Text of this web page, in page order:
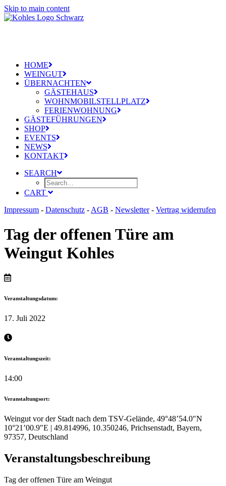
Skip to main content
HOME
WEINGUT
ÜBERNACHTEN
GÄSTEHAUS
WOHNMOBILSTELLPLATZ
FERIENWOHNUNG
GÄSTEFÜHRUNGEN
SHOP
EVENTS
NEWS
KONTAKT
SEARCH
CART
Impressum - Datenschutz - AGB - Newsletter- Vertrag widerrufen
Tag der offenen Türe am
Weingut Kohles
Veranstaltungsdatum:
17. Juli 2022
Veranstaltungszeit:
14:00
Veranstaltungsort:
Weingut vor der Stadt nach dem TSV-Gelände, 49°48’54.0″N
10°21’00.9″E | 49.814996, 10.350246, Prichsenstadt, Bayern,
97357, Deutschland
Veranstaltungsbeschreibung
Tag der offenen Türe am Weingut